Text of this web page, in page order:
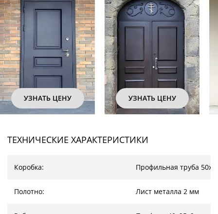
УЗНАТЬ ЦЕНУ УЗНАТЬ ЦЕНУ
ТЕХНИЧЕСКИЕ ХАРАКТЕРИСТИКИ
Коробка: Профильная труба
Полотно: Лист металла 2 мм